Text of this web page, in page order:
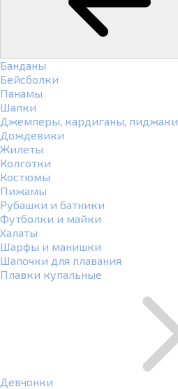
Банданы
Бейсболки
Панамы
Шапки
Джемперы, кардиганы, пиджаки
Дождевики
Жилеты
Колготки
Костюмы
Пижамы
Рубашки и батники
Футболки и майки
Халаты
Шарфы и манишки
Шапочки для плавания
Плавки купальные
Девчонки